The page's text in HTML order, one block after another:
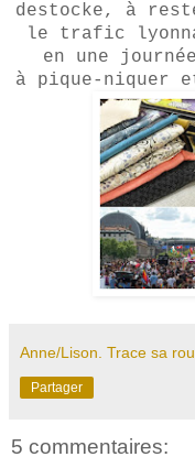
destocke, à
le trafic
en une
à pique-niquer
Anne/Lison. Trace sa
Partager
5 commentaires: